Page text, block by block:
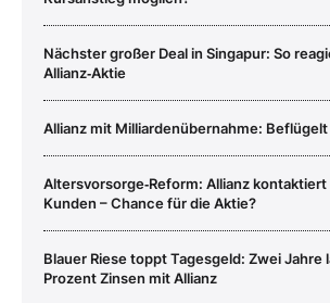
Nächster großer Deal in Singapur: So
Allianz‑Aktie
Allianz mit Milliardenübernahme:
Altersvorsorge‑Reform: Allianz kontaktiert
Kunden – Chance für die Aktie?
Blauer Riese toppt Tagesgeld: Zwei Jahre
Prozent Zinsen mit Allianz